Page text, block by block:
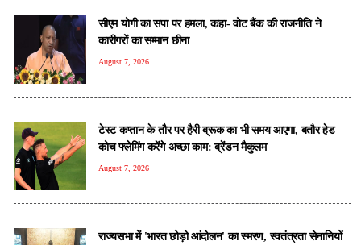
सीएम योगी का सपा पर हमला, कहा- वोट बैंक की राजनीति ने
कारीगरों का सम्मान छीना
August 7, 2026
टेस्ट कप्तान के तौर पर हैरी ब्रूक का भी समय आएगा, बतौर हेड
कोच फ्लेमिंग करेंगे अच्छा काम: ब्रेंडन मैकुलम
August 7, 2026
राज्यसभा में 'भारत छोड़ो आंदोलन' का स्मरण, स्वतंत्रता सेनानियों